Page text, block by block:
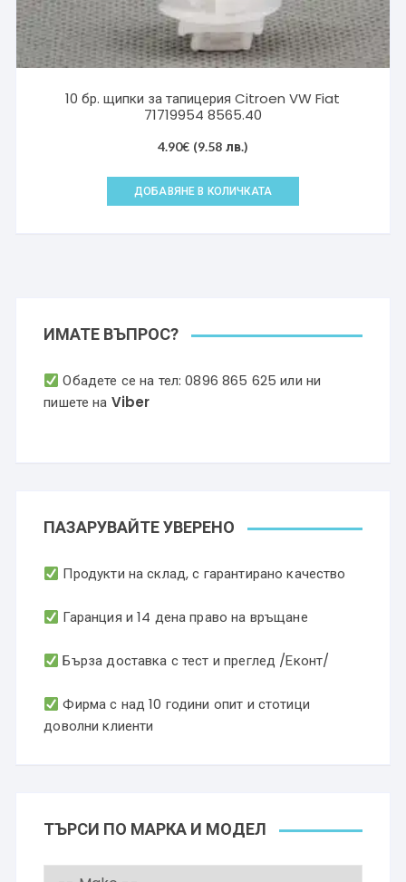
10 бр. щипки за тапицерия Citroen VW Fiat
71719954 8565.40
4.90€ (9.58 лв.)
ДОБАВЯНЕ В КОЛИЧКАТА
ИМАТЕ ВЪПРОС?
Обадете се на тел:0896 865 625 или ни
пишете на Viber
ПАЗАРУВАЙТЕ УВЕРЕНО
Продукти на склад, с гарантирано качество
Гаранция и 14 дена право на връщане
Бърза доставка с тест и преглед /Еконт/
Фирма с над 10 години опит и стотици
доволни клиенти
ТЪРСИ ПО МАРКА И МОДЕЛ